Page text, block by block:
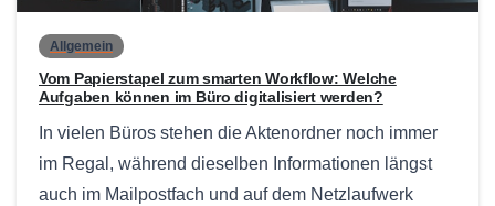
Allgemein
Vom Papierstapel zum smarten Workflow: Welche
Aufgaben können im Büro digitalisiert werden?
In vielen Büros stehen die Aktenordner noch immer
im Regal, während dieselben Informationen längst
auch im Mailpostfach und auf dem Netzlaufwerk